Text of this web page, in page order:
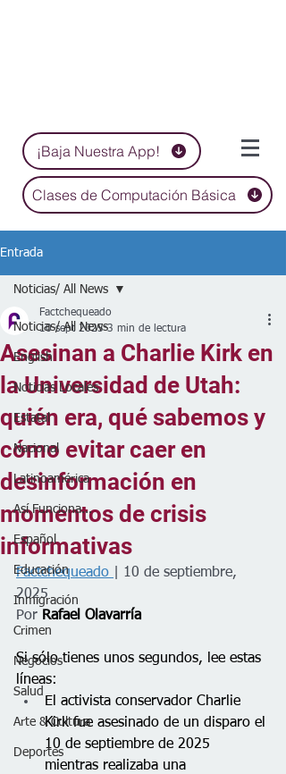
¡Baja Nuestra App!
Clases de Computación Básica
Entrada
Noticias/ All News
English
Noticias Locales
Estatal
Nacional
Latinoamérica
Así Funciona...
Español
Educación
Inmigración
Crimen
Negocios
Salud
Arte & Cultura
Deportes
Noticias/ All News
Asesinan a Charlie Kirk en
la Universidad de Utah:
quién era, qué sabemos y
cómo evitar caer en
desinformación en
momentos de crisis
informativas
Factchequeado
10 sept 2025 3 min de lectura
Factchequeado
| 10 de septiembre,
2025
Por Rafael Olavarría
Si sólo tienes unos segundos, lee estas
líneas:
El activista conservador Charlie
Kirk fue asesinado de un disparo el
10 de septiembre de 2025
mientras realizaba una